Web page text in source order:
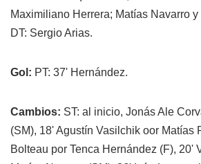
Maximiliano Herrera; Matías Navarro
DT: Sergio Arias.
Gol: PT: 37' Hernández.
Cambios: ST: al inicio, Jonás Ale
(SM), 18' Agustín Vasilchik oor Matías
Bolteau por Tenca Hernández (F), 20'